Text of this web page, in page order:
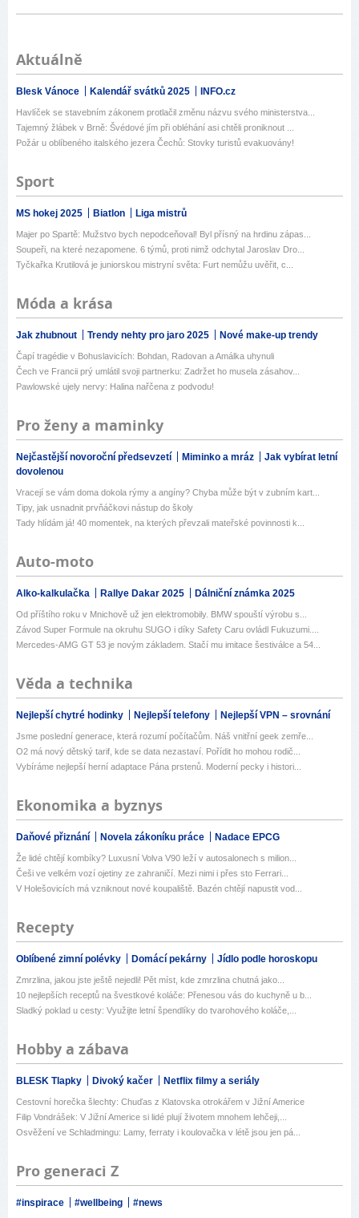
Aktuálně
Blesk Vánoce Kalendář svátků 2025 INFO.cz
Havlíček se stavebním zákonem protlačil změnu názvu svého ministerstva...
Tajemný žlábek v Brně: Švédové jím při obléhání asi chtěli proniknout ...
Požár u oblíbeného italského jezera Čechů: Stovky turistů evakuovány!
Sport
MS hokej 2025 Biatlon Liga mistrů
Majer po Spartě: Mužstvo bych nepodceňoval! Byl přísný na hrdinu zápas...
Soupeři, na které nezapomene. 6 týmů, proti nimž odchytal Jaroslav Dro...
Tyčkařka Krutilová je juniorskou mistryní světa: Furt nemůžu uvěřit, c...
Móda a krása
Jak zhubnout Trendy nehty pro jaro 2025 Nové make-up trendy
Čapí tragédie v Bohuslavicích: Bohdan, Radovan a Amálka uhynuli
Čech ve Francii prý umlátil svoji partnerku: Zadržet ho musela zásahov...
Pawlowské ujely nervy: Halina nařčena z podvodu!
Pro ženy a maminky
Nejčastější novoroční předsevzetí Miminko a mráz
Jak vybírat letní
dovolenou
Vracejí se vám doma dokola rýmy a angíny? Chyba může být v zubním kart...
Tipy, jak usnadnit prvňáčkovi nástup do školy
Tady hlídám já! 40 momentek, na kterých převzali mateřské povinnosti k...
Auto-moto
Alko-kalkulačka Rallye Dakar 2025 Dálniční známka 2025
Od příštího roku v Mnichově už jen elektromobily. BMW spouští výrobu s...
Závod Super Formule na okruhu SUGO i díky Safety Caru ovládl Fukuzumi....
Mercedes-AMG GT 53 je novým základem. Stačí mu imitace šestiválce a 54...
Věda a technika
Nejlepší chytré hodinky Nejlepší telefony Nejlepší VPN – srovnání
Jsme poslední generace, která rozumí počítačům. Náš vnitřní geek zemře...
O2 má nový dětský tarif, kde se data nezastaví. Pořídit ho mohou rodič...
Vybíráme nejlepší herní adaptace Pána prstenů. Moderní pecky i histori...
Ekonomika a byznys
Daňové přiznání Novela zákoníku práce Nadace EPCG
Že lidé chtějí kombíky? Luxusní Volva V90 leží v autosalonech s milion...
Češi ve velkém vozí ojetiny ze zahraničí. Mezi nimi i přes sto Ferrari...
V Holešovicích má vzniknout nové koupaliště. Bazén chtějí napustit vod...
Recepty
Oblíbené zimní polévky Domácí pekárny Jídlo podle horoskopu
Zmrzlina, jakou jste ještě nejedli! Pět míst, kde zmrzlina chutná jako...
10 nejlepších receptů na švestkové koláče: Přenesou vás do kuchyně u b...
Sladký poklad u cesty: Využijte letní špendlíky do tvarohového koláče,...
Hobby a zábava
BLESK Tlapky Divoký kačer Netflix filmy a seriály
Cestovní horečka šlechty: Chuďas z Klatovska otrokářem v Jižní Americe
Filip Vondrášek: V Jižní Americe si lidé plují životem mnohem lehčeji,...
Osvěžení ve Schladmingu: Lamy, ferraty i koulovačka v létě jsou jen pá...
Pro generaci Z
#inspirace #wellbeing #news